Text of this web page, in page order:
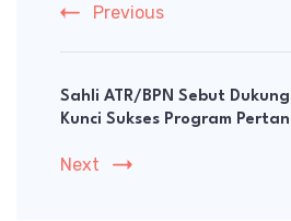
Previous
Sahli ATR/BPN Sebut
Kunci Sukses Program
Next